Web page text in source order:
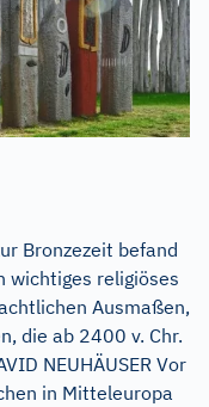
Bronzezeit befand
wichtiges religiöses
Ausmaßen,
die ab 2400 v. Chr.
NEUHÄUSER Vor
in Mitteleuropa